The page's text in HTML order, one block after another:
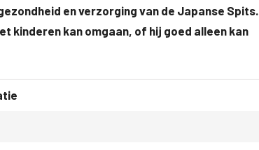
en verzorging van de Japanse Spits.
kinderen kan omgaan, of hij goed alleen kan